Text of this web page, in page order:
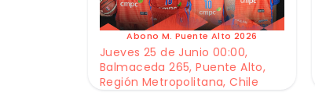
Abono M. Puente Alto 2026
Jueves 25 de Junio 00:00,
Balmaceda 265, Puente Alto,
Región Metropolitana, Chile